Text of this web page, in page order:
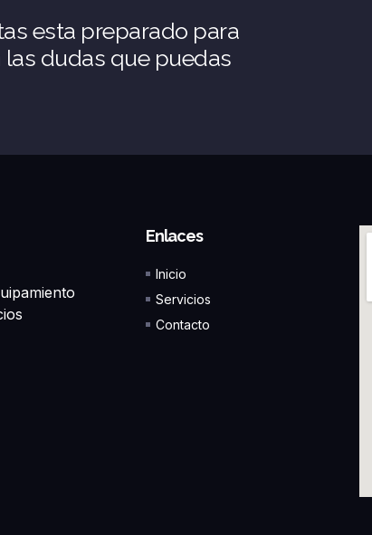
esta preparado para
dudas que puedas
Enlaces
Inicio
Servicios
Contacto